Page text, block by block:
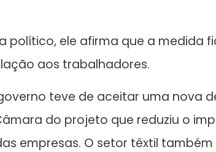
político, ele afirma que a medida
aos trabalhadores.
teve de aceitar uma nova
do projeto que reduziu o
empresas. O setor têxtil